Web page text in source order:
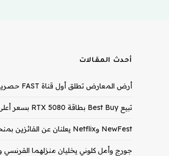
أحدث المقالات
أرض المعارض تطلق أول قناة FAST حصرية للذكاء الاصطناعي
تبيع Best Buy بطاقة RTX 5080 بسعر أعلى من سعر MSRP الخاص بـ RTX 5090
NewFest وNetflix يعلنان عن الفائزين بمنحة المخرجين الجدد لعام 2026
جورج وأمل كلوني يخليان منزلهما